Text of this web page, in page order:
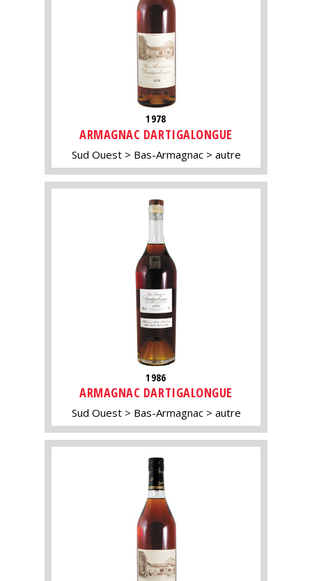
1978
ARMAGNAC DARTIGALONGUE
Sud Ouest Bas-Armagnac autre
1986
ARMAGNAC DARTIGALONGUE
Sud Ouest Bas-Armagnac autre